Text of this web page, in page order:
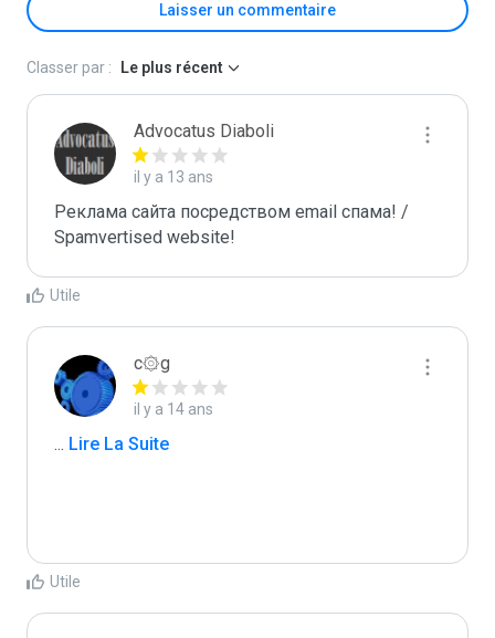
Laisser un commentaire
Classer par : Le plus récent
Advocatus Diaboli
il y a 13 ans
Реклама сайта посредством email спама! /
Spamvertised website!
Utile
c۞g
il y a 14 ans
... Lire La Suite
Utile